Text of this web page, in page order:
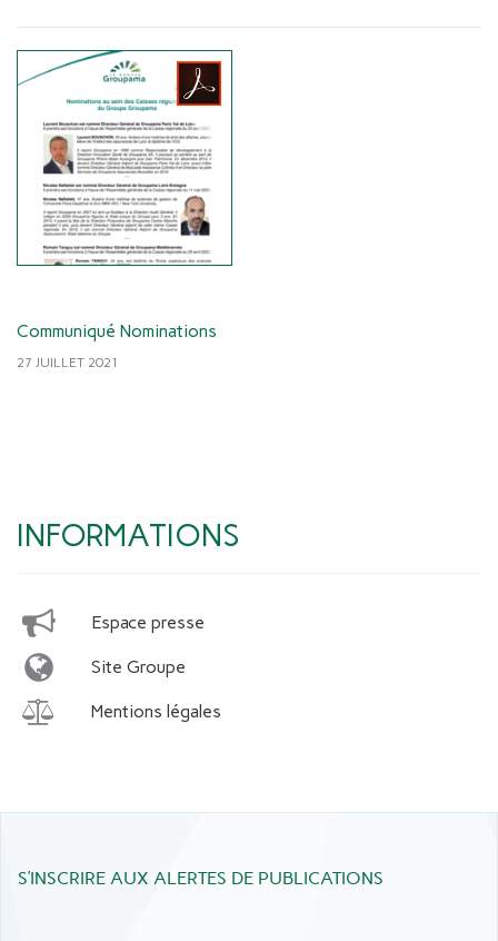
Communiqué Nominations
27 JUILLET 2021
INFORMATIONS
Espace presse
Site Groupe
Mentions légales
S’INSCRIRE AUX ALERTES DE PUBLICATIONS